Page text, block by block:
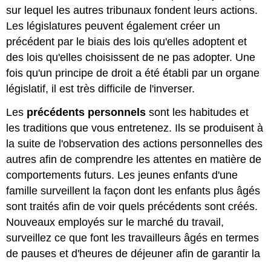
sur lequel les autres tribunaux fondent leurs actions.
Les législatures peuvent également créer un
précédent par le biais des lois qu'elles adoptent et
des lois qu'elles choisissent de ne pas adopter. Une
fois qu'un principe de droit a été établi par un organe
législatif, il est très difficile de l'inverser.
Les précédents personnels sont les habitudes et
les traditions que vous entretenez. Ils se produisent à
la suite de l'observation des actions personnelles des
autres afin de comprendre les attentes en matière de
comportements futurs. Les jeunes enfants d'une
famille surveillent la façon dont les enfants plus âgés
sont traités afin de voir quels précédents sont créés.
Nouveaux employés sur le marché du travail,
surveillez ce que font les travailleurs âgés en termes
de pauses et d'heures de déjeuner afin de garantir la